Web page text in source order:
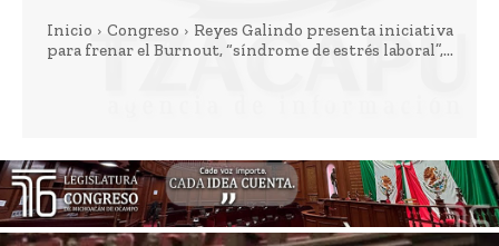
Inicio Congreso
Reyes Galindo presenta iniciativa
para frenar el Burnout, “síndrome de estrés laboral”,...